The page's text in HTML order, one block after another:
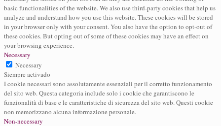
basic functionalities of the website. We also use third-party cookies that help us
analyze and understand how you use this website. These cookies will be stored
in your browser only with your consent. You also have the option to opt-out of
these cookies. But opting out of some of these cookies may have an effect on
your browsing experience.
Necessary
Necessary
Siempre activado
I cookie necessari sono assolutamente essenziali per il corretto funzionamento
del sito web. Questa categoria include solo i cookie che garantiscono le
funzionalità di base e le caratteristiche di sicurezza del sito web. Questi cookie
non memorizzano alcuna informazione personale.
Non-necessary